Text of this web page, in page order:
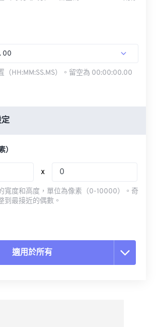
. 00
（HH:MM:SS.MS）。留空為 00:00:00.00
）
x
寬度和高度，單位為像素（0-10000）。奇
到最接近的偶數。
適用於所有